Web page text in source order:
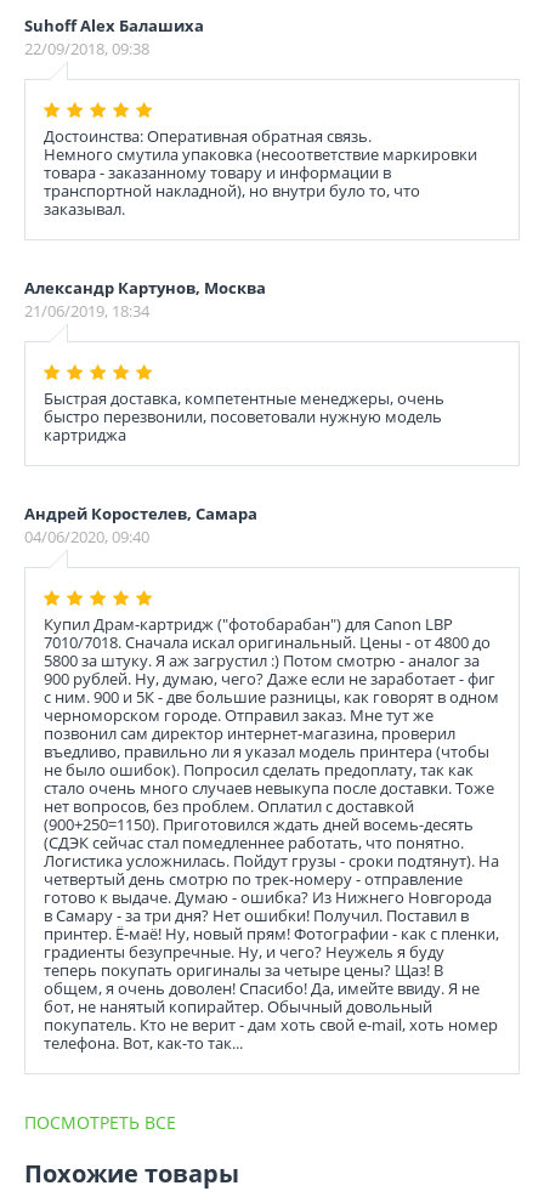
Suhoff Alex Балашиха
22/09/2018, 09:38
Достоинства: Оперативная обратная связь.
Немного смутила упаковка (несоответствие маркировки
товара - заказанному товару и информации в
транспортной накладной), но внутри було то, что
заказывал.
Александр Картунов, Москва
21/06/2019, 18:34
Быстрая доставка, компетентные менеджеры, очень
быстро перезвонили, посоветовали нужную модель
картриджа
Андрей Коростелев, Самара
04/06/2020, 09:40
Купил Драм-картридж ("фотобарабан") для Canon LBP
7010/7018. Сначала искал оригинальный. Цены - от 4800 до
5800 за штуку. Я аж загрустил :) Потом смотрю - аналог за
900 рублей. Ну, думаю, чего? Даже если не заработает - фиг
с ним. 900 и 5К - две большие разницы, как говорят в одном
черноморском городе. Отправил заказ. Мне тут же
позвонил сам директор интернет-магазина, проверил
въедливо, правильно ли я указал модель принтера (чтобы
не было ошибок). Попросил сделать предоплату, так как
стало очень много случаев невыкупа после доставки. Тоже
нет вопросов, без проблем. Оплатил с доставкой
(900+250=1150). Приготовился ждать дней восемь-десять
(СДЭК сейчас стал помедленнее работать, что понятно.
Логистика усложнилась. Пойдут грузы - сроки подтянут). На
четвертый день смотрю по трек-номеру - отправление
готово к выдаче. Думаю - ошибка? Из Нижнего Новгорода
в Самару - за три дня? Нет ошибки! Получил. Поставил в
принтер. Ё-маё! Ну, новый прям! Фотографии - как с пленки,
градиенты безупречные. Ну, и чего? Неужель я буду
теперь покупать оригиналы за четыре цены? Щаз! В
общем, я очень доволен! Спасибо! Да, имейте ввиду. Я не
бот, не нанятый копирайтер. Обычный довольный
покупатель. Кто не верит - дам хоть свой e-mail, хоть номер
телефона. Вот, как-то так...
ПОСМОТРЕТЬ ВСЕ
Похожие товары